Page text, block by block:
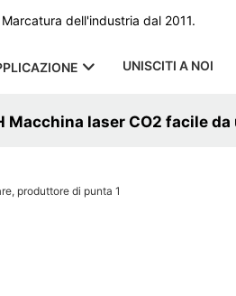
dell'industria dal 2011.
UNISCITI A NOI
Macchina laser CO2 facile